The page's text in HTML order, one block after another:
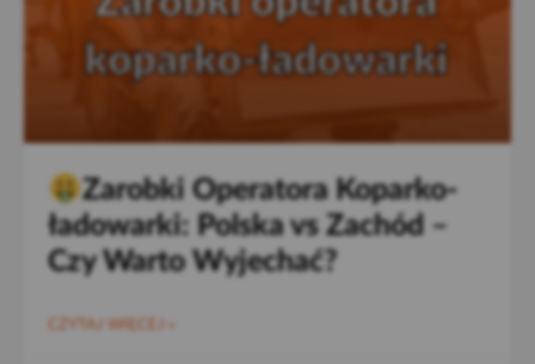
Zarobki Operatora Koparko-
ładowarki: Polska vs Zachód –
Czy Warto Wyjechać?
CZYTAJ WIĘCEJ »